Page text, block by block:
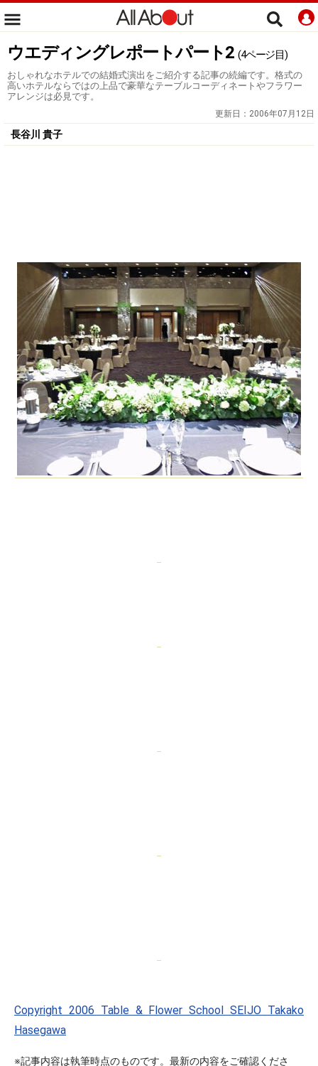
ウエディングレポートパート2 (4ページ目)
おしゃれなホテルでの結婚式演出をご紹介する記事の続編です。格式の
高いホテルならではの上品で豪華なテーブルコーディネートやフラワー
アレンジは必見です。
更新日： 2006年07月12日
長谷川 貴子
Copyright 2006 Table & Flower School SEIJO Takako
Hasegawa
※記事内容は執筆時点のものです。最新の内容をご確認くださ